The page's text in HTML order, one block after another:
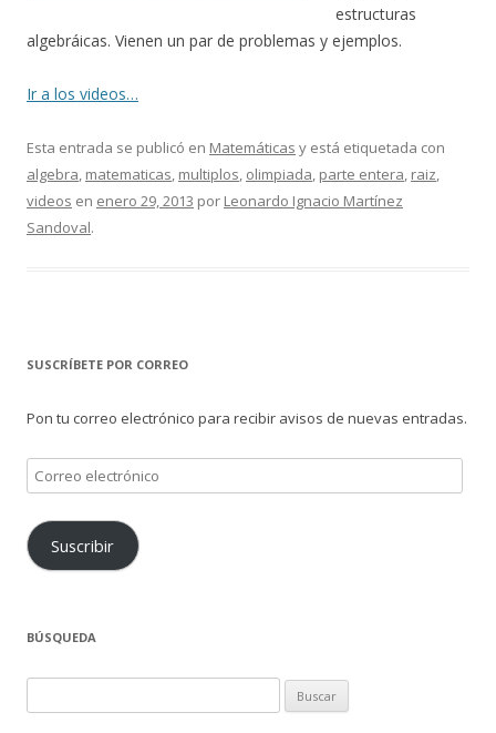
estructuras
algebráicas. Vienen un par de problemas y ejemplos.
Ir a los videos…
Esta entrada se publicó en Matemáticas y está etiquetada con
algebra, matematicas, multiplos, olimpiada, parte entera, raiz,
videos en enero 29, 2013 por Leonardo Ignacio Martínez
Sandoval.
SUSCRÍBETE POR CORREO
Pon tu correo electrónico para recibir avisos de nuevas entradas.
Correo
electrónico
Suscribir
BÚSQUEDA